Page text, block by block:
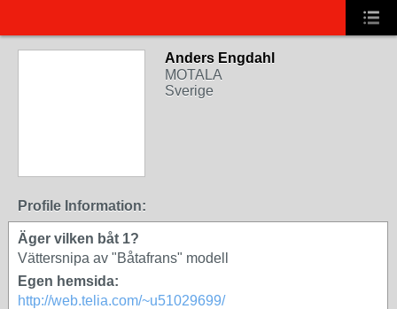
Anders Engdahl
MOTALA
Sverige
Profile Information:
Äger vilken båt 1?
Vättersnipa av "Båtafrans" modell
Egen hemsida:
http://web.telia.com/~u51029699/